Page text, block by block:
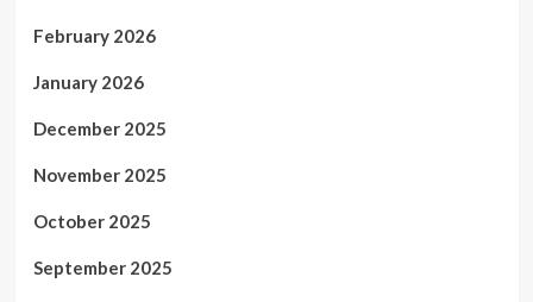
February 2026
January 2026
December 2025
November 2025
October 2025
September 2025